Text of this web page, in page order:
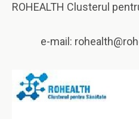
ROHEALTH
e-mail: